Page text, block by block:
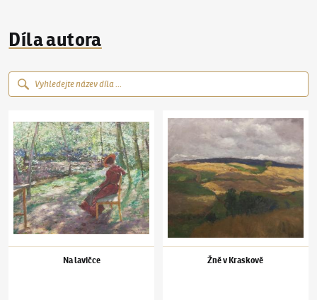
Díla autora
Na lavičce
Antonín Slavíček(1870–1910)Žně v
Žně v Kraskově